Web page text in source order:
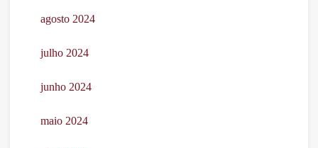
agosto 2024
julho 2024
junho 2024
maio 2024